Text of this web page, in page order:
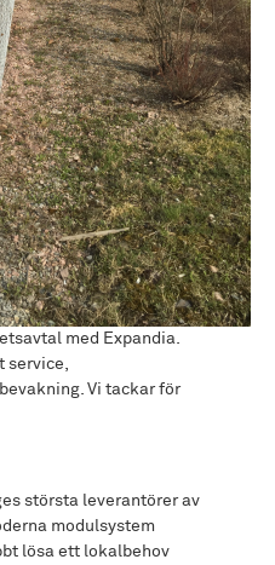
med Expandia.
service,
Vi tackar för
största leverantörer av
modulsystem
lösa ett lokalbehov